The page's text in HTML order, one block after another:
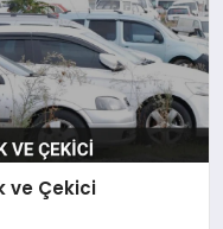
ve Çekici